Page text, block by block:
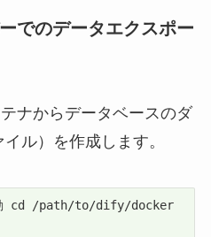
でのデータエクスポー
ナからデータベースのダ
ル）を作成します。
動 cd /path/to/dify/docker